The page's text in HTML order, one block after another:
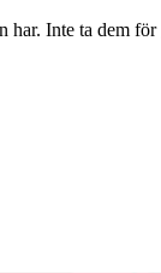
Inte ta dem